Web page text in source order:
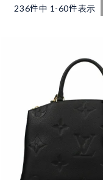
236件中 1 -60件表示